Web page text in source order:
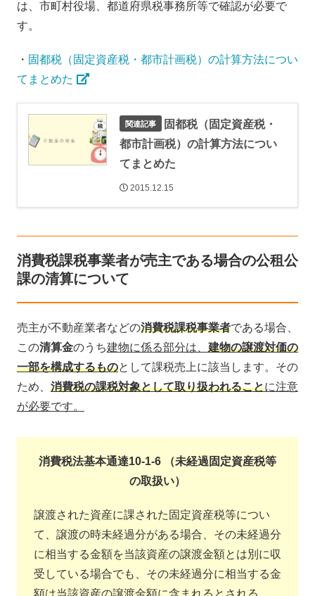
は、市町村役場、都道府県税事務所等で確認が必要で
す。
・ 固都税（固定資産税・都市計画税）の計算方法につい
てまとめた
固都税（固定資産税・
都市計画税）の計算方法につい
てまとめた
2015.12.15
消費税課税事業者が売主である場合の公租公
課の清算について
売主が不動産業者などの消費税課税事業者である場合、
この清算金のうち建物に係る部分は、 建物の譲渡対価の
一部を構成するものとして課税売上に該当します。その
ため、 消費税の課税対象として取り扱われることに注意
が必要です。
消費税法基本通達10-1-6 （未経過固定資産税等
の取扱い）
譲渡された資産に課された固定資産税等につい
て、譲渡の時未経過分がある場合、その未経過分
に相当する金額を当該資産の譲渡金額とは別に収
受している場合でも、その未経過分に相当する金
額は当該資産の譲渡金額に含まれるとされる。